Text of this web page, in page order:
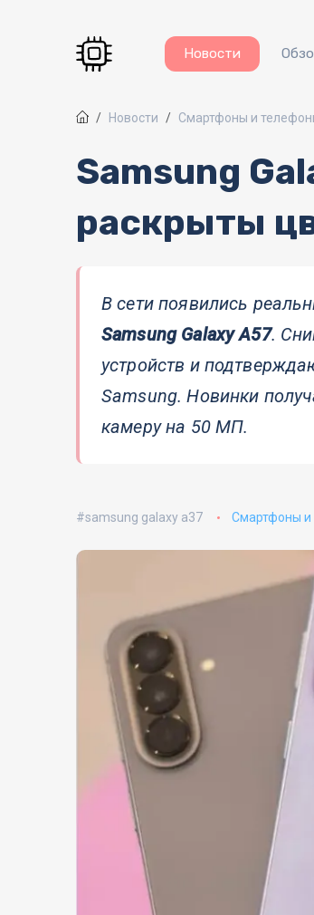
Новости
Новости Смартфоны и
Samsung
раскрыты
В сети появились
Samsung Galaxy A57.
устройств и
Samsung. Новинки
камеру на 50 МП.
samsung galaxy a37 Смартфоны и